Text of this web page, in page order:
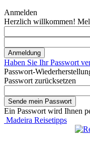
Anmelden
Herzlich willkommen!
Haben Sie Ihr Passwort
Passwort-
Passwort zurücksetzen
Ein Passwort wird Ihnen
Madeira Reisetipps